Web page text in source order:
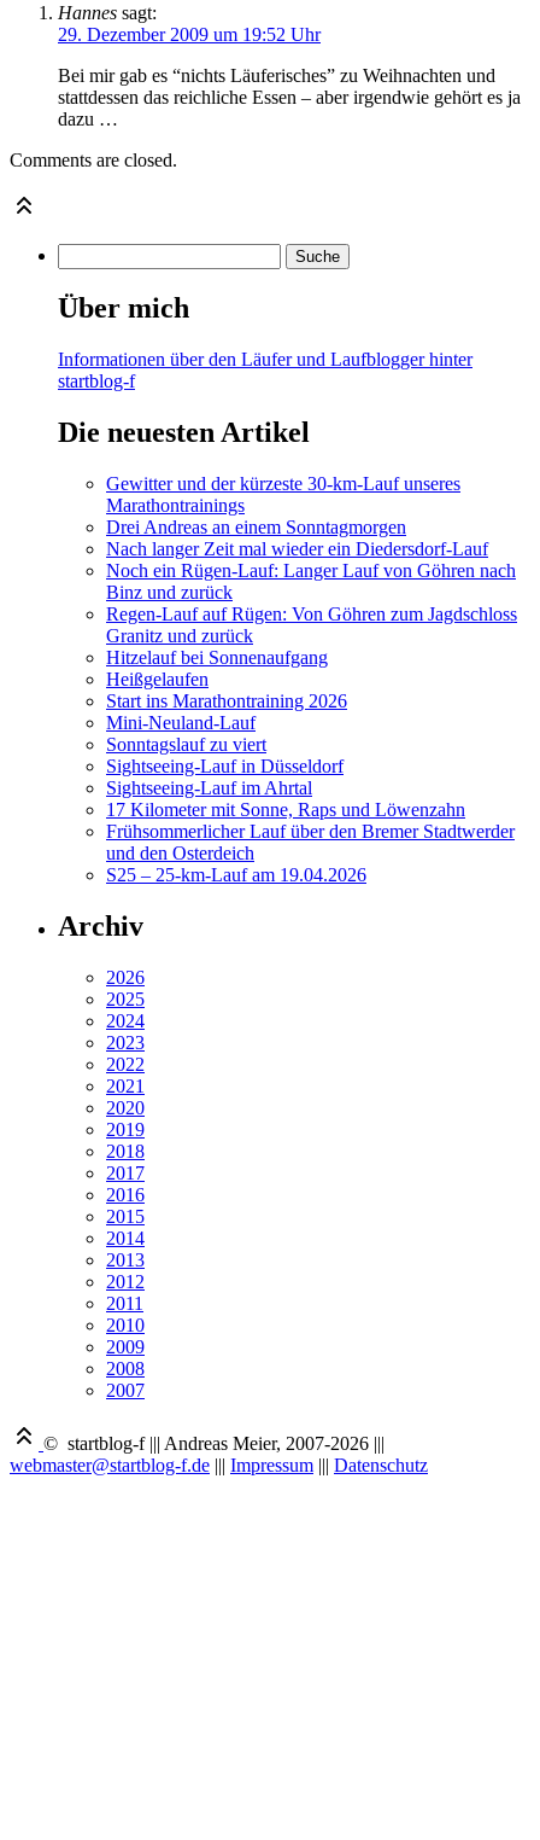
Hannes sagt:
29. Dezember 2009 um 19:52 Uhr
Bei mir gab es “nichts Läuferisches” zu Weihnachten und
stattdessen das reichliche Essen – aber irgendwie gehört es ja
dazu …
Comments are closed.
Über mich
Informationen über den Läufer und Laufblogger hinter
startblog-f
Die neuesten Artikel
Gewitter und der kürzeste 30-km-Lauf unseres
Marathontrainings
Drei Andreas an einem Sonntagmorgen
Nach langer Zeit mal wieder ein Diedersdorf-Lauf
Noch ein Rügen-Lauf: Langer Lauf von Göhren nach
Binz und zurück
Regen-Lauf auf Rügen: Von Göhren zum Jagdschloss
Granitz und zurück
Hitzelauf bei Sonnenaufgang
Heißgelaufen
Start ins Marathontraining 2026
Mini-Neuland-Lauf
Sonntagslauf zu viert
Sightseeing-Lauf in Düsseldorf
Sightseeing-Lauf im Ahrtal
17 Kilometer mit Sonne, Raps und Löwenzahn
Frühsommerlicher Lauf über den Bremer Stadtwerder
und den Osterdeich
S25 – 25-km-Lauf am 19.04.2026
Archiv
2026
2025
2024
2023
2022
2021
2020
2019
2018
2017
2016
2015
2014
2013
2012
2011
2010
2009
2008
2007
© startblog-f ||| Andreas Meier, 2007-2026 |||
webmaster@startblog-f.de ||| Impressum ||| Datenschutz